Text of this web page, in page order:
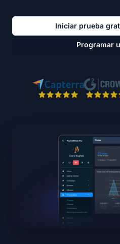
Iniciar prueba
Programar